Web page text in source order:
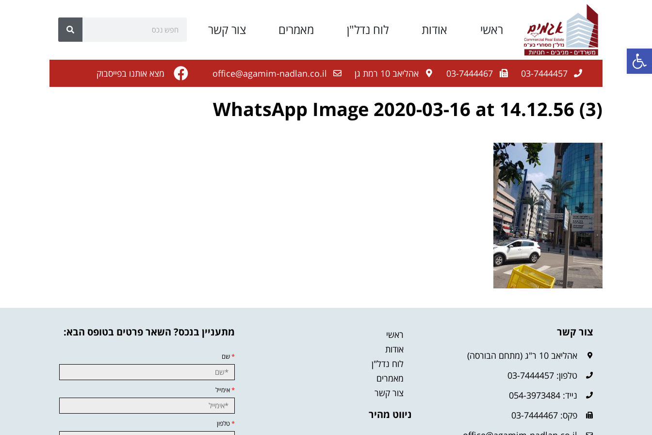
ראשי אודות לוח נדל"ן מאמרים צור קשר
03-7444457
03-7444467 אהליאב 10 רמת גן office@agamim-nadlan.co.il מצא אותנו בפייסבוק
WhatsApp Image 2020-03-16 at 14.12.56 (3)
צור קשר
אהליאב 10 ר"ג (מתחם הבורסה)
טלפון: 03-7444457
נייד: 054-3973484
פקס: 03-7444467
ראשי
אודות
לוח נדל"ן
מאמרים
צור קשר
ניווט מהיר
מתעניין בנכס? השאר פרטים בטופס הבא:
*שם
*אימייל
*טלפון
פתח סרגל נגישות